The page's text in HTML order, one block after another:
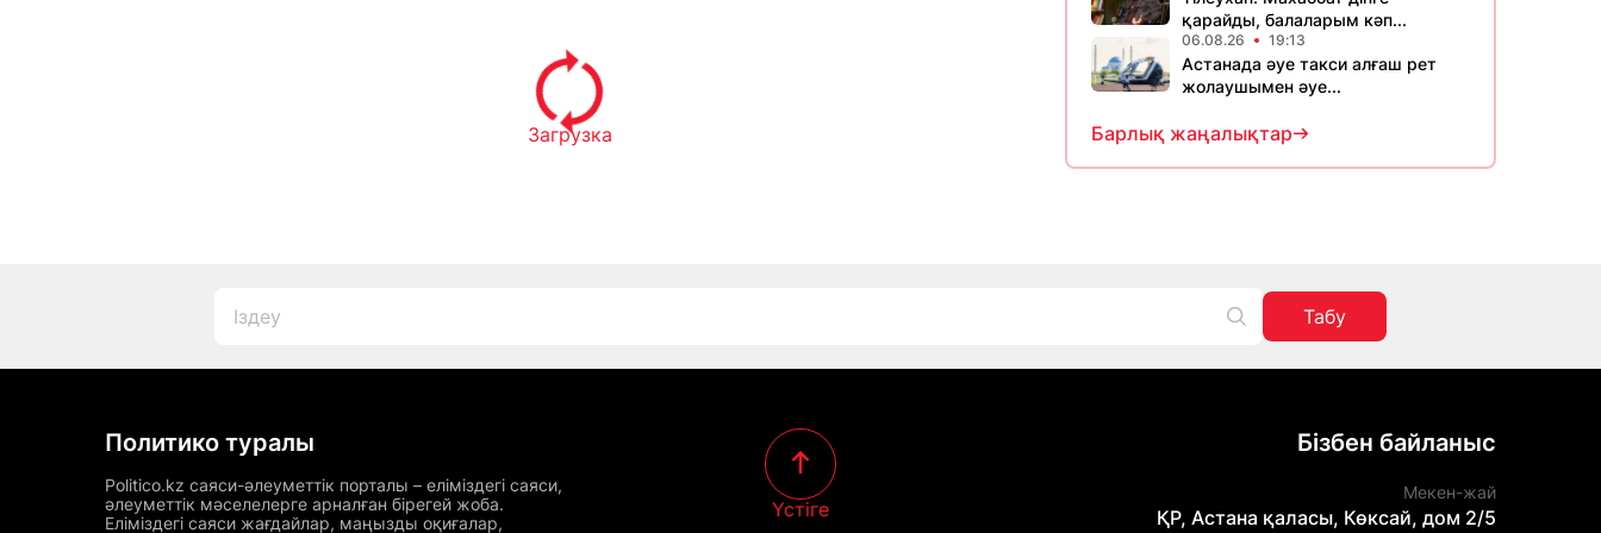
Загрузка
қарайды, балаларым кәп...
06.08.26 19:13
Астанада әуе такси алғаш рет
жолаушымен әуе...
Барлық жаңалықтар
Табу
Политико туралы
Politico.kz саяси-әлеуметтік порталы – еліміздегі саяси,
әлеуметтік мәселелерге арналған бірегей жоба.
Еліміздегі саяси жағдайлар, маңызды оқиғалар,
Үстіге
Бізбен байланыс
Мекен-жай
ҚР, Астана қаласы, Көксай, дом 2/5